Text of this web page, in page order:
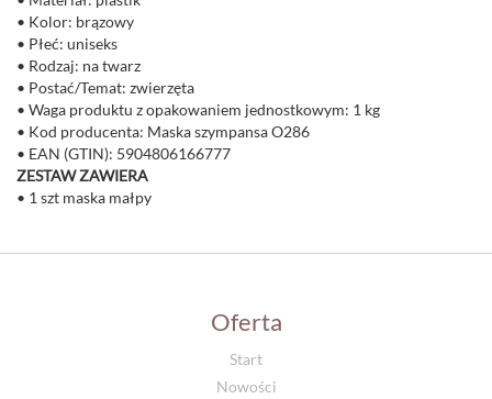
• Kolor: brązowy
• Płeć: uniseks
• Rodzaj: na twarz
• Postać/Temat: zwierzęta
• Waga produktu z opakowaniem jednostkowym: 1 kg
• Kod producenta: Maska szympansa O286
• EAN (GTIN): 5904806166777
ZESTAW ZAWIERA
• 1 szt maska małpy
Oferta
Start
Nowości